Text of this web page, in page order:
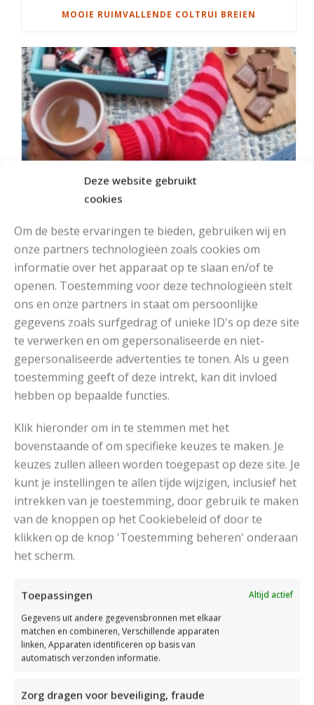
Deze website gebruikt
cookies
Om de beste ervaringen te bieden, gebruiken wij en
onze partners technologieën zoals cookies om
informatie over het apparaat op te slaan en/of te
openen. Toestemming voor deze technologieën stelt
ons en onze partners in staat om persoonlijke
gegevens zoals surfgedrag of unieke ID's op deze site
te verwerken en om gepersonaliseerde en niet-
gepersonaliseerde advertenties te tonen. Als u geen
toestemming geeft of deze intrekt, kan dit invloed
hebben op bepaalde functies.
Klik hieronder om in te stemmen met het
bovenstaande of om specifieke keuzes te maken. Je
keuzes zullen alleen worden toegepast op deze site. Je
kunt je instellingen te allen tijde wijzigen, inclusief het
intrekken van je toestemming, door gebruik te maken
van de knoppen op het Cookiebeleid of door te
klikken op de knop 'Toestemming beheren' onderaan
het scherm.
Toepassingen
Altijd actief
Gegevens uit andere gegevensbronnen met elkaar
matchen en combineren, Verschillende apparaten
linken, Apparaten identificeren op basis van
automatisch verzonden informatie.
Zorg dragen voor beveiliging, fraude
MOOIE RUIMVALLENDE COLTRUI BREIEN
MOOIE DIKGESTREEPTE SOKKEN BREIEN VAN DURABLE GAREN
DAMESJAS BREIEN VAN HEERLIJK ZACHT GAREN